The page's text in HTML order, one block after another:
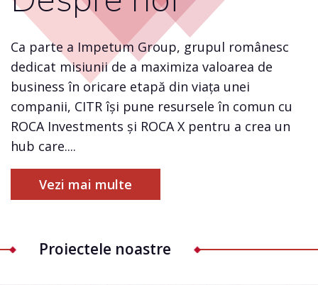
Ca parte a Impetum Group, grupul românesc
dedicat misiunii de a maximiza valoarea de
business în oricare etapă din viața unei
companii, CITR își pune resursele în comun cu
ROCA Investments și ROCA X pentru a crea un
hub care....
Vezi mai multe
Proiectele noastre